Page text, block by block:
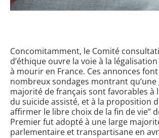
Concomitamment, le Comité
d’éthique ouvre la voie à la légalisation
à mourir en France. Ces annonces
nombreux sondages montrant
majorité de français sont favorables à
du suicide assisté, et à la proposition
affirmer le libre choix de la fin de vie”
Premier fut adopté à une large
parlementaire et transpartisane en